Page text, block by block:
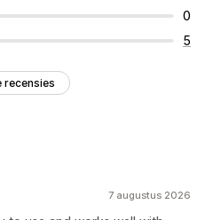
0
5
recensies
7 augustus 2026